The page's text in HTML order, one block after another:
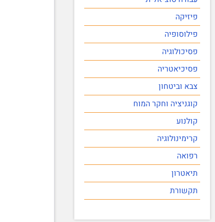
פיזיקה
פילוסופיה
פסיכולוגיה
פסיכיאטריה
צבא וביטחון
קוגניציה וחקר המוח
קולנוע
קרימינולוגיה
רפואה
תיאטרון
תקשורת